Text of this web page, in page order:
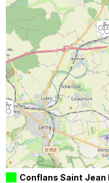
Conflans Saint Jean